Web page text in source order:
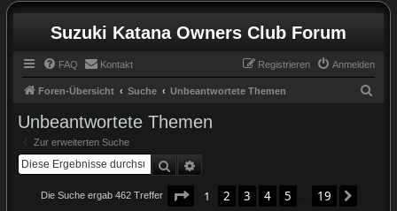
Suzuki Katana Owners Club Forum
FAQ Kontakt Anmelden
Registrieren
Foren-Übersicht Suche Unbeantwortete Themen
Unbeantwortete Themen
Zur erweiterten Suche
Suche
Die Suche ergab 462 Treffer Seite 1von 19
1 2 3 4 5 19